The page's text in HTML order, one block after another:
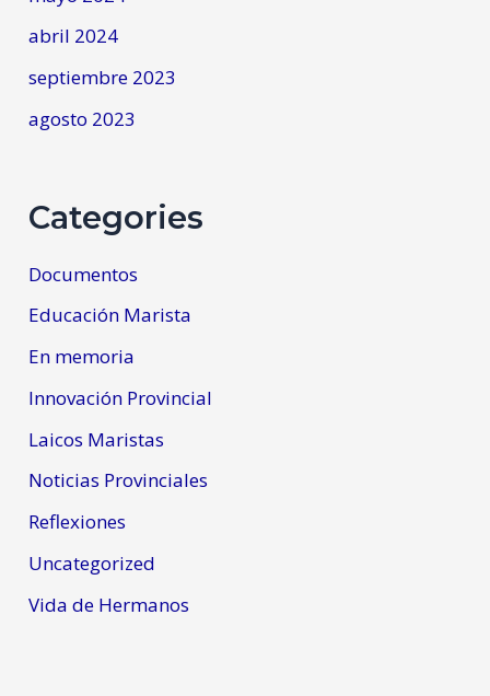
abril 2024
septiembre 2023
agosto 2023
Categories
Documentos
Educación Marista
En memoria
Innovación Provincial
Laicos Maristas
Noticias Provinciales
Reflexiones
Uncategorized
Vida de Hermanos